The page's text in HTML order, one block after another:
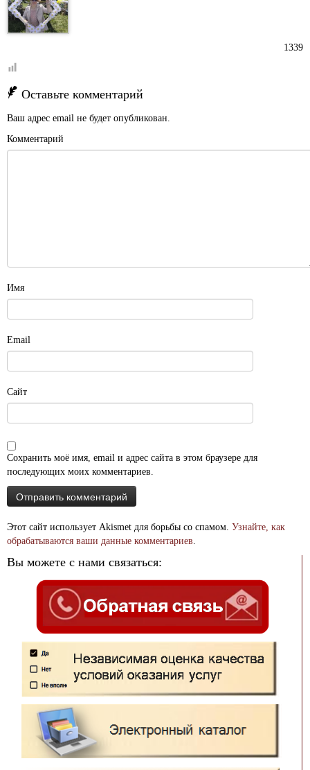
1339
Оставьте комментарий
Ваш адрес email не будет опубликован.
Комментарий
Имя
Email
Сайт
Сохранить моё имя, email и адрес сайта в этом браузере для
последующих моих комментариев.
Этот сайт использует Akismet для борьбы со спамом. Узнайте, как
обрабатываются ваши данные комментариев
Вы можете с нами связаться: